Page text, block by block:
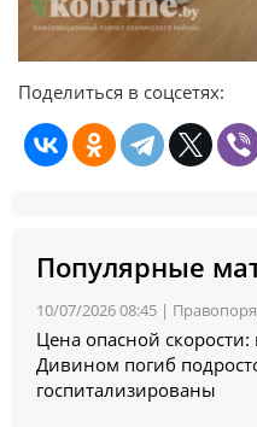
Поделиться в соцсетях:
Популярные
10/07/2026 08:45 |
Цена опасной
Дивином погиб
госпитализированы